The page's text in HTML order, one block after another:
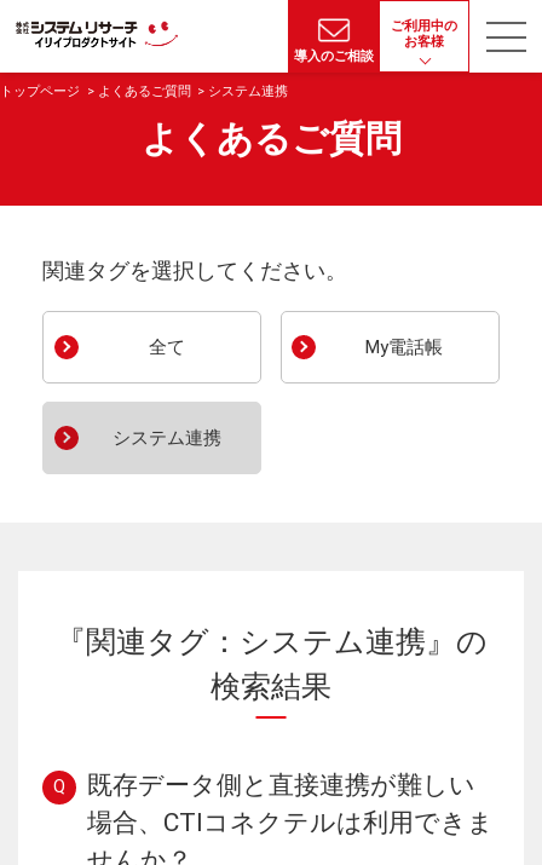
導入のご相談
ご利用中の
お客様
トップページ よくあるご質問 システム連携
よくあるご質問
関連タグを選択してください。
全て My電話帳
システム連携
『関連タグ：システム連携』の
検索結果
Q
既存データ側と直接連携が難しい
場合、CTIコネクテルは利用できま